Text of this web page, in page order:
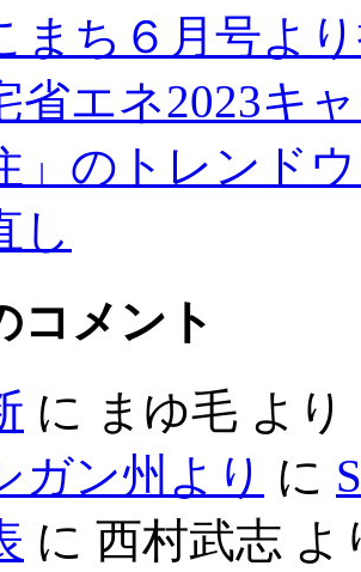
まち６月号よ
省エネ2023キ
」のトレンド
し
コメント
に まゆ毛 より
ガン州より に
に 西村武志 よ